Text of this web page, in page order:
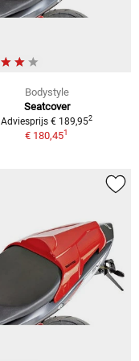
Bodystyle
Seatcover
Adviesprijs € 189,952
€ 180,451